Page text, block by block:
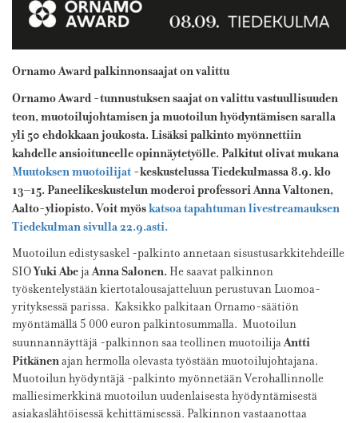
Ornamo Award palkinnonsaajat on valittu
Ornamo Award -tunnustuksen saajat on valittu vastuullisuuden
teon, muotoilujohtamisen ja muotoilun hyödyntämisen saralla
yli 50 ehdokkaan joukosta. Lisäksi palkinto myönnettiin
kahdelle ansioituneelle opinnäytetyölle. Palkitut olivat mukana
Muutoksen muotoilijat -keskustelussa Tiedekulmassa 8.9. klo
13–15. Paneelikeskustelun moderoi professoriAnna Valtonen,
Aalto-yliopisto. Voit myöskatsoa tapahtuman livestreamauksen
Tiedekulman sivulla 22.9.asti.
Muotoilun edistysaskel -palkinto annetaan sisustusarkkitehdeille
SIOYuki AbejaAnna Salonen. He saavat palkinnon
työskentelystään kiertotalousajatteluun perustuvan Luomoa-
yrityksessä parissa. Kaksikko palkitaan Ornamo-säätiön
myöntämällä 5 000 euron palkintosummalla. Muotoilun
suunnannäyttäjä -palkinnon saa teollinen muotoilijaAntti
Pitkänenajan hermolla olevasta työstään muotoilujohtajana.
Muotoilun hyödyntäjä -palkinto myönnetään Verohallinnolle
malliesimerkkinä muotoilun uudenlaisesta hyödyntämisestä
asiakaslähtöisessä kehittämisessä. Palkinnon vastaanottaa